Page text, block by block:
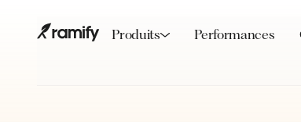
Produits Performances